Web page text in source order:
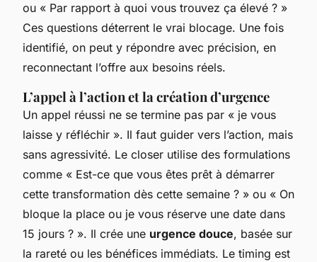
ou « Par rapport à quoi vous trouvez ça élevé ? »
Ces questions déterrent le vrai blocage. Une fois
identifié, on peut y répondre avec précision, en
reconnectant l’offre aux besoins réels.
L’appel à l’action et la création d’urgence
Un appel réussi ne se termine pas par « je vous
laisse y réfléchir ». Il faut guider vers l’action, mais
sans agressivité. Le closer utilise des formulations
comme « Est-ce que vous êtes prêt à démarrer
cette transformation dès cette semaine ? » ou « On
bloque la place ou je vous réserve une date dans
15 jours ? ». Il crée une urgence douce, basée sur
la rareté ou les bénéfices immédiats. Le timing est